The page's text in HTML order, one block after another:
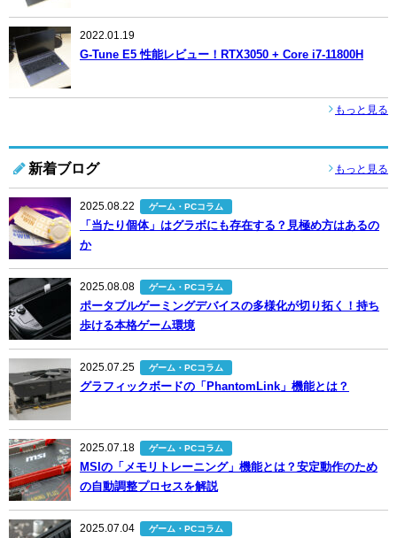
2022.01.19
G-Tune E5 性能レビュー！RTX3050 + Core i7-11800H
もっと見る
新着ブログ もっと見る
2025.08.22 ゲーム・PCコラム
「当たり個体」はグラボにも存在する？見極め方はあるの
か
2025.08.08 ゲーム・PCコラム
ポータブルゲーミングデバイスの多様化が切り拓く！持ち
歩ける本格ゲーム環境
2025.07.25 ゲーム・PCコラム
グラフィックボードの「PhantomLink」機能とは？
2025.07.18 ゲーム・PCコラム
MSIの「メモリトレーニング」機能とは？安定動作のため
の自動調整プロセスを解説
2025.07.04 ゲーム・PCコラム